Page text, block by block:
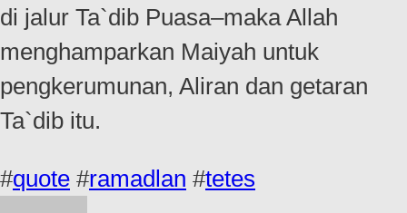
di jalur Ta`dib Puasa–maka Allah
menghamparkan Maiyah untuk
pengkerumunan, Aliran dan getaran
Ta`dib itu.
#quote #ramadlan #tetes